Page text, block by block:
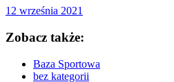
12 września 2021
Zobacz także:
Baza Sportowa
bez kategorii